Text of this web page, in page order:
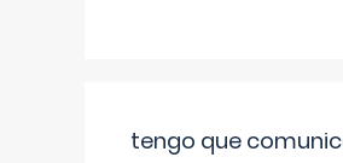
tengo que